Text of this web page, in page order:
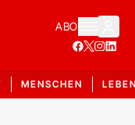
ABO
MENSCHEN